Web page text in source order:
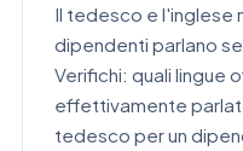
Il tedesco e l'inglese
dipendenti parlano
Verifichi: quali lingue
effettivamente
tedesco per un